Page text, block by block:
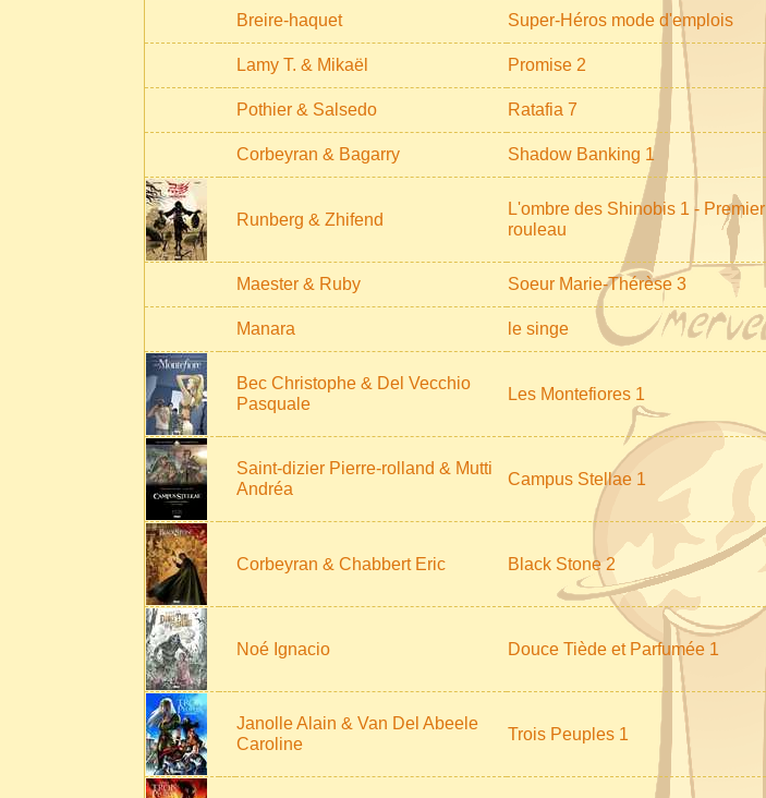
Breire-haquet
Super-Héros mode d'emplois
Lamy T. & Mikaël
Promise 2
Pothier & Salsedo
Ratafia 7
Corbeyran & Bagarry
Shadow Banking 1
Runberg & Zhifend
L'ombre des Shinobis 1 - Premier
rouleau
Maester & Ruby Soeur Marie-Thérèse 3
Manara
le singe
Bec Christophe & Del Vecchio
Pasquale
Les Montefiores 1
Saint-dizier Pierre-rolland & Mutti
Andréa
Campus Stellae 1
Corbeyran & Chabbert Eric Black Stone 2
Noé Ignacio Douce Tiède et Parfumée 1
Janolle Alain & Van Del Abeele
Caroline
Trois Peuples 1